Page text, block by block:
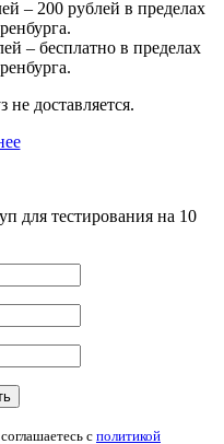
– 200 рублей в пределах
– бесплатно в пределах
доставляется.
тестирования на 10
с политикой